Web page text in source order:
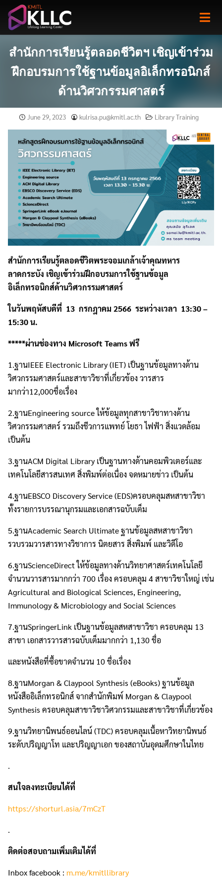
content
สำนักการเรียนรู้ตลอดชีวิตฯ เชิญเข้าร่วม
ฝึกอบรมการใช้ฐานข้อมูลอิเล็กทรอนิกส์
ด้านวิศวกรรมศาสตร์
June 29, 2023 kulrisa.pu@kmitl.ac.th Library Training
สำนักการเรียนรู้ตลอดชีวิตพระจอมเกล้าเจ้าคุณทหาร
ลาดกระบัง เชิญเข้าร่วมฝึกอบรมการใช้ฐานข้อมูล
อิเล็กทรอนิกส์ด้านวิศวกรรมศาสตร์
ในวันพฤหัสบดีที่ 13 กรกฎาคม 2566 ระหว่างเวลา 13:30 –
15:30 น.
*****ผ่านช่องทาง Microsoft Teams ฟรี
1.ฐานIEEE Electronic Library (IET) เป็นฐานข้อมูลทางด้าน
วิศวกรรมศาสตร์และสาขาวิชาที่เกี่ยวข้อง วารสาร
มากว่า12,000ชื่อเรื่อง
2.ฐานEngineering source ให้ข้อมูลทุกสาขาวิชาทางด้าน
วิศวกรรมศาสตร์ รวมถึงชีวการแพทย์ โยธา ไฟฟ้า สิ่งแวดล้อม
เป็นต้น
3.ฐานACM Digital Library เป็นฐานทางด้านคอมพิวเตอร์และ
เทคโนโลยีสารสนเทศ สิ่งพิมพ์ต่อเนื่อง จดหมายข่าว เป็นต้น
4.ฐานEBSCO Discovery Service (EDS)ครอบคลุมสหสาขาวิชา
ทั้งรายการบรรณานุกรมและเอกสารฉบับเต็ม
5.ฐานAcademic Search Ultimate ฐานข้อมูลสหสาขาวิชา
รวบรวมวารสารทางวิชาการ นิตยสาร สิ่งพิมพ์ และวิดีโอ
6.ฐานScienceDirect ให้ข้อมูลทางด้านวิทยาศาสตร์เทคโนโลยี
จำนวนวารสารมากกว่า 700 เรื่อง ครอบคลุม 4 สาขาวิชาใหญ่ เช่น
Agricultural and Biological Sciences, Engineering,
Immunology & Microbiology and Social Sciences
7.ฐานSpringerLink เป็นฐานข้อมูลสหสาขาวิชา ครอบคลุม 13
สาขา เอกสารวารสารฉบับเต็มมากกว่า 1,130 ชื่อ
และหนังสือที่ซื้อขาดจำนวน 10 ชื่อเรื่อง
8.ฐานMorgan & Claypool Synthesis (eBooks) ฐานข้อมูล
หนังสืออิเล็กทรอนิกส์ จากสำนักพิมพ์ Morgan & Claypool
Synthesis ครอบคลุมสาขาวิชาวิศวกรรมและสาขาวิชาที่เกี่ยวข้อง
9.ฐานวิทยานิพนธ์ออนไลน์ (TDC) ครอบคลุมเนื้อหาวิทยานิพนธ์
ระดับปริญญาโท และปริญญาเอก ของสถาบันอุดมศึกษาในไทย
.
สนใจลงทะเบียนได้ที่
https://shorturl.asia/7mCzT
.
ติดต่อสอบถามเพิ่มเติมได้ที่
Inbox facebook : m.me/kmitllibrary